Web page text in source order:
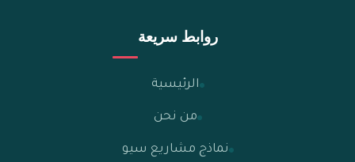
روابط سريعة
الرئيسية
من نحن
نماذج مشاريع سيو